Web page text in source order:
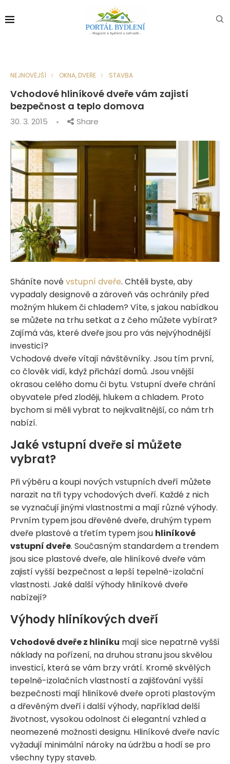
NEJNOVĚJŠÍ OKNA, DVEŘE STAVBA
Vchodové hliníkové dveře vám zajistí
bezpečnost a teplo domova
30. 3. 2015 Share
Sháníte novévstupní dveře. Chtěli byste, aby
vypadaly designově a zároveň vás ochránily před
možným hlukem či chladem? Víte, s jakou nabídkou
se můžete na trhu setkat a z čeho můžete vybírat?
Zajímá vás, které dveře jsou pro vás nejvýhodnější
investicí?
Vchodové dveře vítají návštěvníky. Jsou tím první,
co člověk vidí, když přichází domů. Jsou vnější
okrasou celého domu či bytu. Vstupní dveře chrání
obyvatele před zloději, hlukem a chladem. Proto
bychom si měli vybrat to nejkvalitnější, co nám trh
nabízí.
Jaké vstupní dveře si můžete
vybrat?
Při výběru a koupi nových vstupních dveří můžete
narazit na tři typy vchodových dveří. Každé z nich
se vyznačují jinými vlastnostmi a mají různé výhody.
Prvním typem jsou dřevěné dveře, druhým typem
dveře plastové a třetím typem jsou hliníkové
vstupní dveře. Současným standardem a trendem
jsou sice plastové dveře, ale hliníkové dveře vám
zajistí vyšší bezpečnost a lepší tepelně-izolační
vlastnosti. Jaké další výhody hliníkové dveře
nabízejí?
Výhody hliníkových dveří
Vchodové dveře z hliníku mají sice nepatrně vyšší
náklady na pořízení, na druhou stranu jsou skvělou
investicí, která se vám brzy vrátí. Kromě skvělých
tepelně-izolačních vlastností a zajišťování vyšší
bezpečnosti mají hliníkové dveře oproti plastovým
a dřevěným dveří i další výhody, například delší
životnost, vysokou odolnost či elegantní vzhled a
neomezené možnosti designu. Hliníkové dveře navíc
vyžadují minimální nároky na údržbu a hodí se pro
všechny typy staveb.